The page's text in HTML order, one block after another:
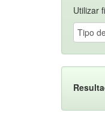
Utilizar